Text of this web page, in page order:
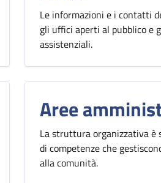
Le informazioni e i contatti
gli uffici aperti al pubblico e
assistenziali.
Aree
La struttura organizzativa è
di competenze che
alla comunità.